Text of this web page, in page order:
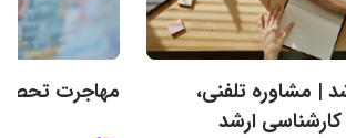
| مشاوره تلفنی،
ارشد
مهاجرت